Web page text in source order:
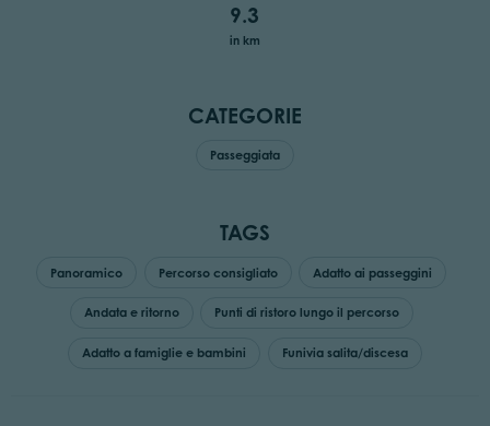
9.3
in km
CATEGORIE
Passeggiata
TAGS
Panoramico Percorso consigliato Adatto ai passeggini
Andata e ritorno Punti di ristoro lungo il percorso
Adatto a famiglie e bambini Funivia salita/discesa